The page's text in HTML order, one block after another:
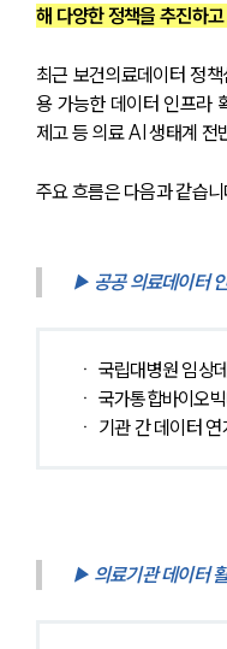
해 다양한 정책을 추진하
최근 보건의료데이터 정
용 가능한 데이터 인프라
제고 등 의료 AI 생태계 전
주요 흐름은 다음과 같습니
▶ 공공 의료데이터
ㆍ 국립대병원 임상
ㆍ 국가통합바이오
ㆍ 기관 간 데이터
▶ 의료기관 데이터